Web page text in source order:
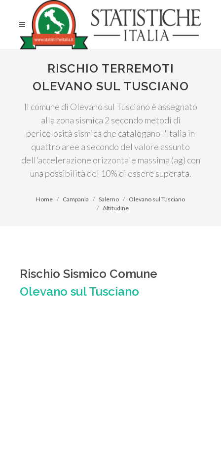
RISCHIO TERREMOTI
OLEVANO SUL TUSCIANO
Il comune di Olevano sul Tusciano è assegnato
alla zona sismica 2 secondo metodi di
pericolosità sismica che catalogano l'Italia in
quattro aree a secondo del valore assunto
dell'accelerazione orizzontale massima (ag) con
una possibilità del 10% di essere superata.
Home Campania Salerno
Olevano sul Tusciano
Altitudine
Rischio Sismico Comune
Olevano sul Tusciano